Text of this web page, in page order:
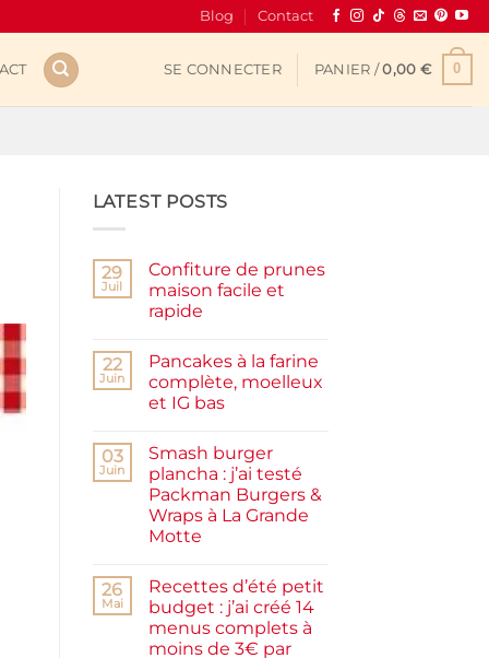
Blog Contact
SE CONNECTER PANIER /0,00 € 0
LATEST POSTS
29
Juil
Confiture de prunes
maison facile et
rapide
sur
Confiture
de
prunes
et
rapide
22
Juin
Pancakes à la farine
complète, moelleux
et IG bas
sur
Pancakes
à
la
farine
complète,
moelleux
bas
03
Juin
Smash burger
plancha : j’ai testé
Packman Burgers &
Wraps à La Grande
Motte
sur
Smash
burger
plancha :
j’ai
26
Mai
Recettes d’été petit
budget : j’ai créé 14
menus complets à
moins de 3€ par